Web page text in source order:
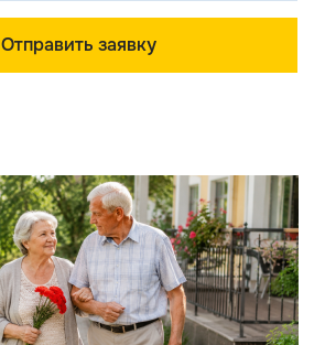
Отправить заявку